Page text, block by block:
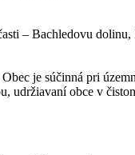
– Bachledovu
je súčinná pri
udržiavaní obce v